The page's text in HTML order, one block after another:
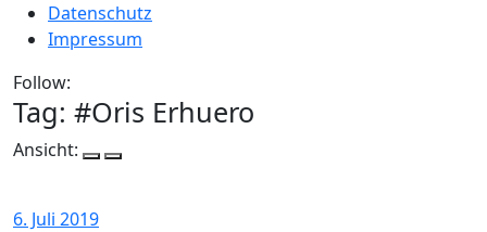
Datenschutz
Impressum
Follow:
Tag: #Oris Erhuero
Ansicht:
6. Juli 2019